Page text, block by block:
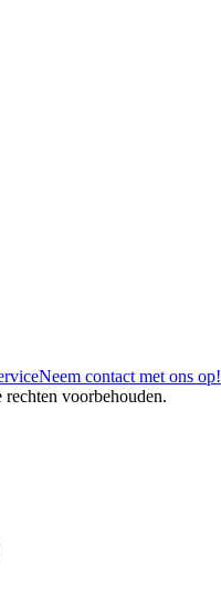
Neem contact met ons op!
rechten voorbehouden.